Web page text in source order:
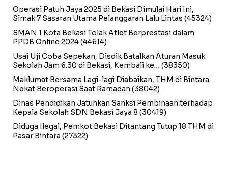
Operasi Patuh Jaya 2025 di Bekasi Dimulai Hari Ini,
Simak 7 Sasaran Utama Pelanggaran Lalu Lintas (45324)
SMAN 1 Kota Bekasi Tolak Atlet Berprestasi dalam
PPDB Online 2024(44614)
Usai Uji Coba Sepekan, Disdik Batalkan Aturan Masuk
Sekolah Jam 6.30 di Bekasi, Kembali ke… (38350)
Maklumat Bersama Lagi-lagi Diabaikan, THM di Bintara
Nekat Beroperasi Saat Ramadan (38042)
Dinas Pendidikan Jatuhkan Sanksi Pembinaan terhadap
Kepala Sekolah SDN Bekasi Jaya 8 (30419)
Diduga Ilegal, Pemkot Bekasi Ditantang Tutup 18 THM di
Pasar Bintara (27322)